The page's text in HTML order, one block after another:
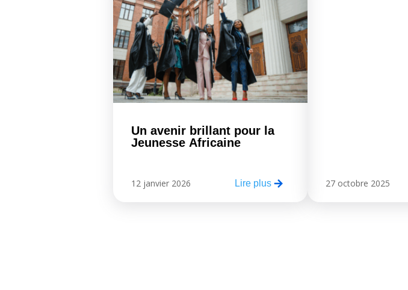
Un avenir brillant pour la
Jeunesse Africaine
12 janvier 2026 Lire plus 27 octobre 2025